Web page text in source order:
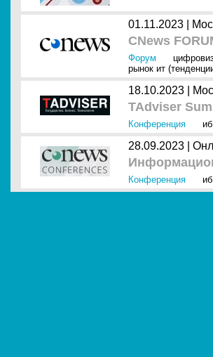
01.11.2023 |
CNews
Форум
рынок ит
18.10.2023 |
TAdviser
Конференция
28.09.2023 |
Конференция